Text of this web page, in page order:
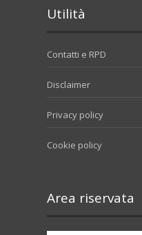
Utilità
Contatti e RPD
Disclaimer
Privacy policy
Cookie policy
Area riservata